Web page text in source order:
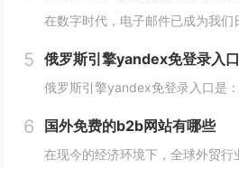
5 俄罗斯引擎yandex免登录入口
6 国外免费的b2b网站有哪些